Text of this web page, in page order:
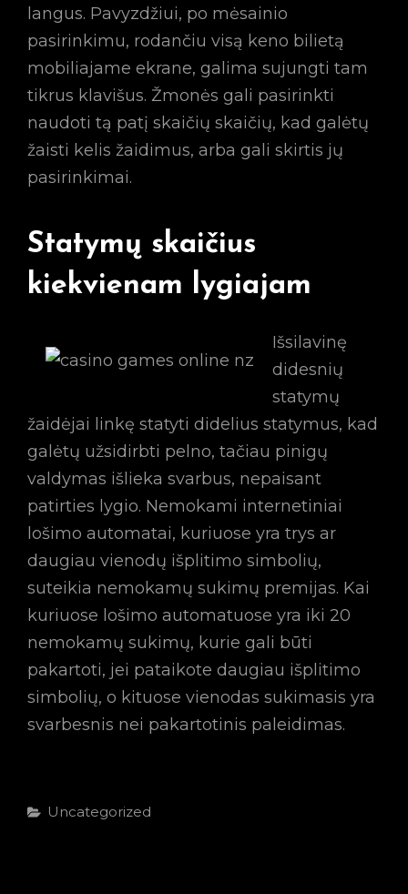
langus. Pavyzdžiui, po mėsainio
pasirinkimu, rodančiu visą keno bilietą
mobiliajame ekrane, galima sujungti tam
tikrus klavišus. Žmonės gali pasirinkti
naudoti tą patį skaičių skaičių, kad galėtų
žaisti kelis žaidimus, arba gali skirtis jų
pasirinkimai.
Statymų skaičius
kiekvienam lygiajam
Išsilavinę
didesnių
statymų
žaidėjai linkę statyti didelius statymus, kad
galėtų užsidirbti pelno, tačiau pinigų
valdymas išlieka svarbus, nepaisant
patirties lygio. Nemokami internetiniai
lošimo automatai, kuriuose yra trys ar
daugiau vienodų išplitimo simbolių,
suteikia nemokamų sukimų premijas. Kai
kuriuose lošimo automatuose yra iki 20
nemokamų sukimų, kurie gali būti
pakartoti, jei pataikote daugiau išplitimo
simbolių, o kituose vienodas sukimasis yra
svarbesnis nei pakartotinis paleidimas.
Categories
Uncategorized